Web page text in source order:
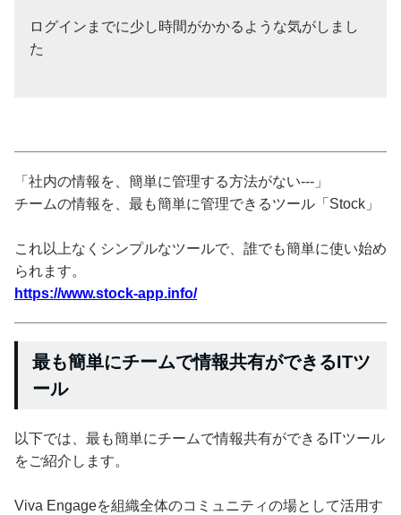
ログインまでに少し時間がかかるような気がしまし
た
「社内の情報を、簡単に管理する方法がない---」
チームの情報を、最も簡単に管理できるツール「Stock」
これ以上なくシンプルなツールで、誰でも簡単に使い始め
られます。
https://www.stock-app.info/
最も簡単にチームで情報共有ができるITツ
ール
以下では、最も簡単にチームで情報共有ができるITツール
をご紹介します。
Viva Engageを組織全体のコミュニティの場として活用す